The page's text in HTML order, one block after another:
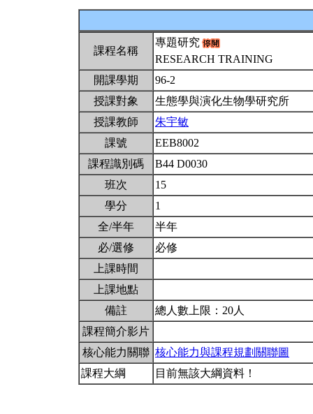
課程名稱
專題研究
RESEARCH TRAINING
開課學期
96-2
授課對象
生態學與演化生物學研究所
授課教師
朱宇敏
課號
EEB8002
課程識別碼
B44 D0030
班次
15
學分
1
全/半年
半年
必/選修
必修
上課時間
上課地點
備註
總人數上限：20人
課程簡介影片
核心能力關聯 核心能力與課程規劃關聯圖
課程大綱
目前無該大綱資料！